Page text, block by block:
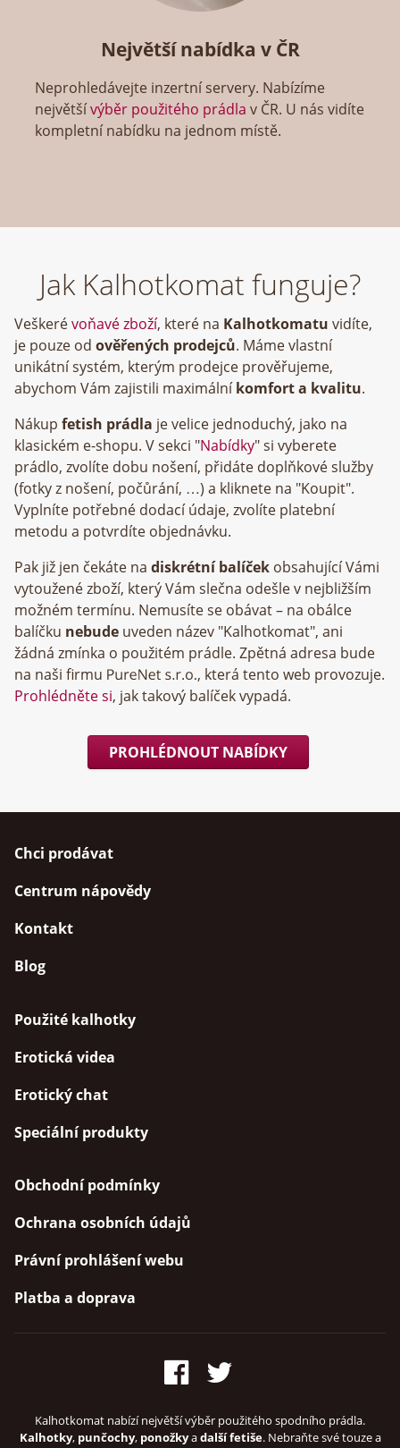
Největší nabídka v ČR
Neprohledávejte inzertní servery. Nabízíme
největšívýběr použitého prádla v ČR. U nás vidíte
kompletní nabídku na jednom místě.
Jak Kalhotkomat funguje?
Veškerévoňavé zboží, které na Kalhotkomatu vidíte,
je pouze od ověřených prodejců. Máme vlastní
unikátní systém, kterým prodejce prověřujeme,
abychom Vám zajistili maximálníkomfort a kvalitu.
Nákup fetish prádla je velice jednoduchý, jako na
klasickém e-shopu. V sekci "Nabídky" si vyberete
prádlo, zvolíte dobu nošení, přidáte doplňkové služby
(fotky z nošení, počůrání, …) a kliknete na "Koupit".
Vyplníte potřebné dodací údaje, zvolíte platební
metodu a potvrdíte objednávku.
Pak již jen čekáte na diskrétní balíček obsahující Vámi
vytoužené zboží, který Vám slečna odešle v nejbližším
možném termínu. Nemusíte se obávat – na obálce
balíčku nebude uveden název "Kalhotkomat", ani
žádná zmínka o použitém prádle. Zpětná adresa bude
na naši firmu
, která tento web provozuje.
Prohlédněte si, jak takový balíček vypadá.
PROHLÉDNOUT NABÍDKY
Chci prodávat
Centrum nápovědy
Kontakt
Blog
Použité kalhotky
Erotická videa
Erotický chat
Speciální produkty
Obchodní podmínky
Ochrana osobních údajů
Právní prohlášení webu
Platba a doprava
Kalhotkomat nabízí největší výběr použitého spodního prádla.
Kalhotky, punčochy, ponožkyadalší fetiše. Nebraňte své touze a